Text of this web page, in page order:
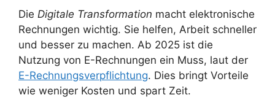
Die Digitale Transformation macht elektronische
Rechnungen wichtig. Sie helfen, Arbeit schneller
und besser zu machen. Ab 2025 ist die
Nutzung von E-Rechnungen ein Muss, laut der
E-Rechnungsverpflichtung. Dies bringt Vorteile
wie weniger Kosten und spart Zeit.